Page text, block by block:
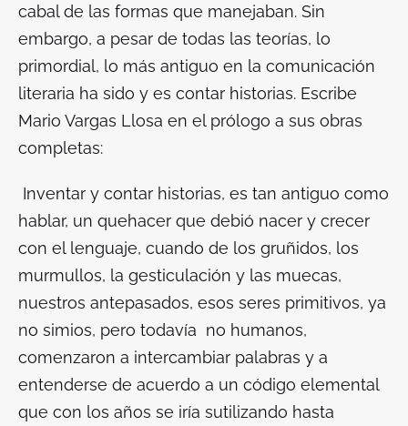
cabal de las formas que manejaban. Sin
embargo, a pesar de todas las teorías, lo
primordial, lo más antiguo en la comunicación
literaria ha sido y es contar historias. Escribe
Mario Vargas Llosa en el prólogo a sus obras
completas:
Inventar y contar historias, es tan antiguo como
hablar, un quehacer que debió nacer y crecer
con el lenguaje, cuando de los gruñidos, los
murmullos, la gesticulación y las muecas,
nuestros antepasados, esos seres primitivos, ya
no simios, pero todavía no humanos,
comenzaron a intercambiar palabras y a
entenderse de acuerdo a un código elemental
que con los años se iría sutilizando hasta